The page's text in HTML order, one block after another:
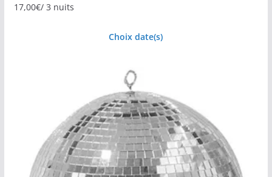
17,00€/ 3 nuits
Choix date(s)